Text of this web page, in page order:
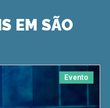
EM SÃO
Evento